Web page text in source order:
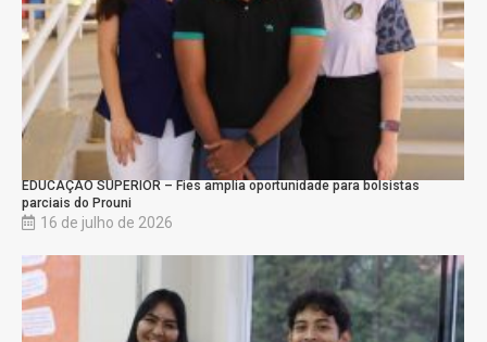
EDUCAÇÃO SUPERIOR – Fies amplia oportunidade para bolsistas
parciais do Prouni
16 de julho de 2026